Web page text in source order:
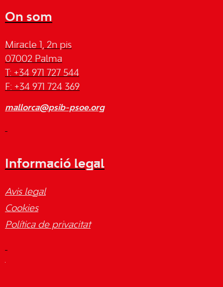
On som
Miracle 1, 2n pis
07002 Palma
T: +34 971 727 544
F: +34 971 724 369
mallorca@psib-psoe.org
Informació legal
Avis legal
Cookies
Política de privacitat